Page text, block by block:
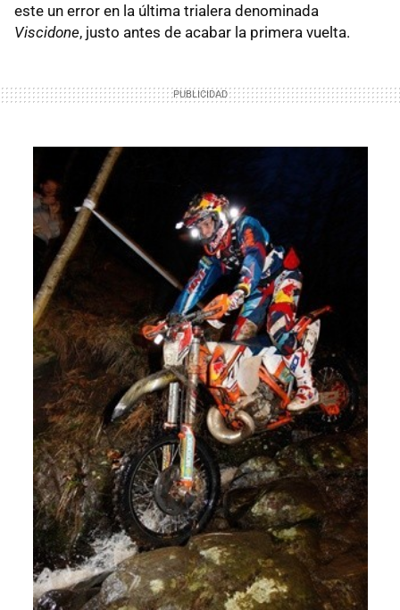
este un error en la última trialera denominada
Viscidone, justo antes de acabar la primera vuelta.